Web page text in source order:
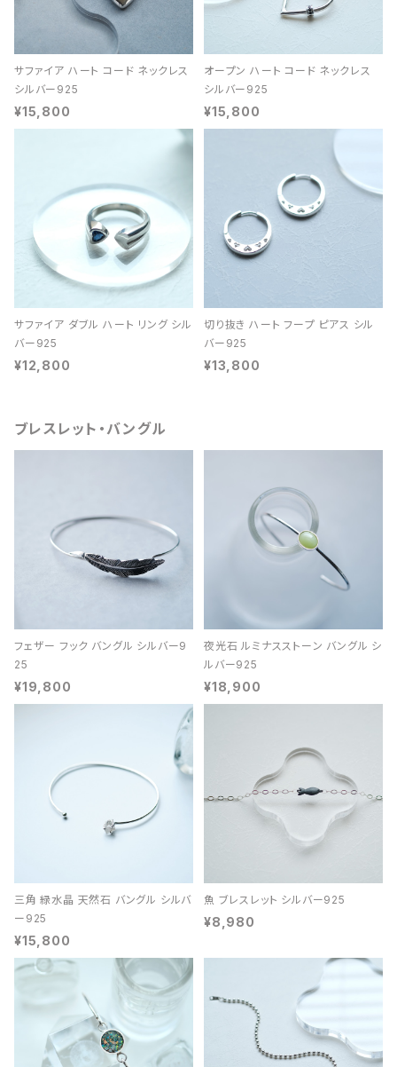
サファイア ハート コード ネックレス
シルバー925
¥15,800
オープン ハート コード ネックレス
シルバー925
¥15,800
サファイア ダブル ハート リング シル
バー925
¥12,800
切り抜き ハート フープ ピアス シル
バー925
¥13,800
ブレスレット・バングル
フェザー フック バングル シルバー9
25
¥19,800
夜光石 ルミナスストーン バングル シ
ルバー925
¥18,900
三角 緑水晶 天然石 バングル シルバ
ー925
¥15,800
魚 ブレスレット シルバー925
¥8,980